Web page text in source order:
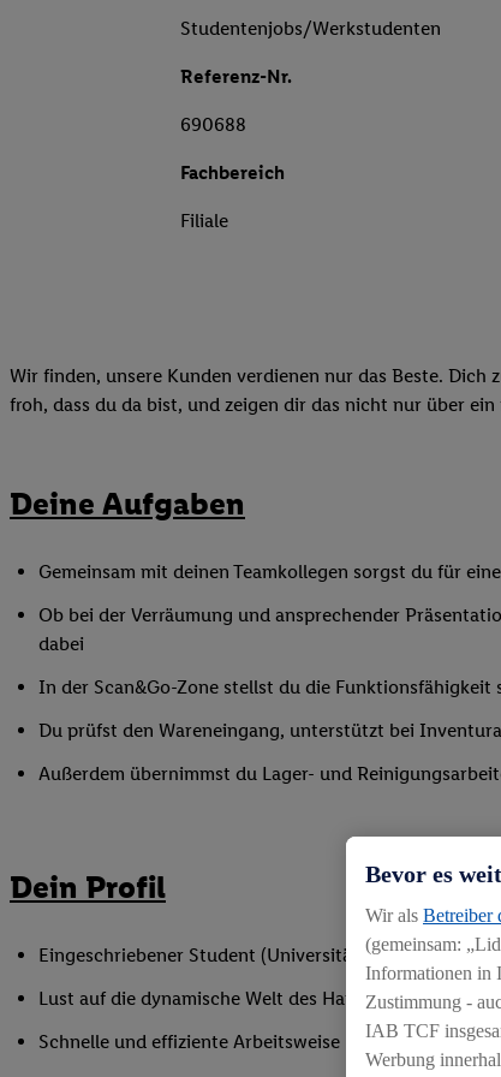
Studentenjobs/Werkstudenten
Referenz-Nr.
690688
Fachbereich
Filiale
Wir finden, unsere Kunden verdienen nur das Beste.
froh, dass du da bist, und zeigen dir das nicht nur über
Deine Aufgaben
Gemeinsam mit deinen Teamkollegen sorgst du für
Ob bei der Verräumung und ansprechender
dabei
In der Scan&Go-Zone stellst du die
Du prüfst den Wareneingang, unterstützt bei
Außerdem übernimmst du Lager- und
Dein Profil
Eingeschriebener Student (Universität oder
Lust auf die dynamische Welt des Handels
Schnelle und effiziente Arbeitsweise
Bevor es
Wir als Betreiber
(gemeinsam:
Informationen in
Zustimmung -
IAB TCF
Werbung